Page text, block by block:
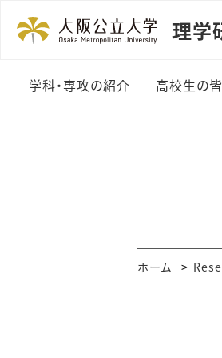
理学
学科・専攻の紹介 高校生の
ホーム